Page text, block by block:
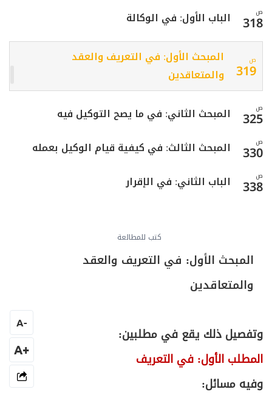
كتب للمطالعة
المبحث الأول: في التعريف والعقد
والمتعاقدين
وتفصيل ذلك يقع في مطلبين:
المطلب الأول: في التعريف
وفيه مسائل:
-
A
+A
ص
318 الباب الأول: في الوكالة
ص
319
المبحث الأول: في التعريف والعقد
والمتعاقدين
ص
325 المبحث الثاني: في ما يصح التوكيل فيه
ص
330 المبحث الثالث: في كيفية قيام الوكيل بعمله
ص
338 الباب الثاني: في الإقرار
344 المبحث الثاني: في شروط المُقر والمُقَر له
346 المبحث الثالث: في المُقَر به
ص
352
المبحث الأول: في تعريف اليمين والصيغة
والأقسام